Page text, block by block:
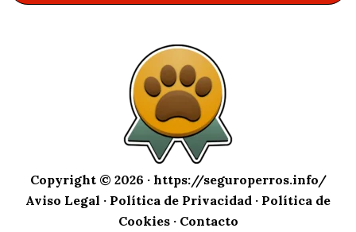
Copyright © 2026 · https://seguroperros.info/
Aviso Legal · Política de Privacidad · Política de
Cookies· Contacto